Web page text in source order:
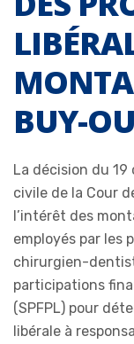
BUY-
La décision du
civile de la Cour
l’intérêt des
employés par les
chirurgien-
participations
(SPFPL) pour
libérale à